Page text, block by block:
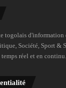
togolais
Société, Sport &
temps réel et en continu.